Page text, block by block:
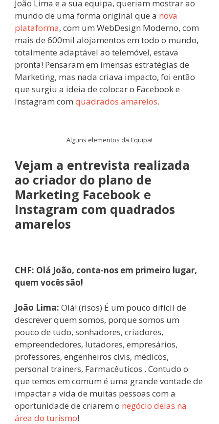
João Lima e a sua equipa, queriam mostrar ao
mundo de uma forma original que a nova
plataforma, com um WebDesign Moderno, com
mais de 600mil alojamentos em todo o mundo,
totalmente adaptável ao telemóvel, estava
pronta! Pensaram em imensas estratégias de
Marketing, mas nada criava impacto, foi então
que surgiu a ideia de colocar o Facebook e
Instagram com quadrados amarelos.
Alguns elementos da Equipa!
Vejam a entrevista realizada
ao criador do plano de
Marketing Facebook e
Instagram com quadrados
amarelos
CHF: Olá João, conta-nos em primeiro lugar,
quem vocês são!
João Lima: Olá! (risos) É um pouco difícil de
descrever quem somos, porque somos um
pouco de tudo, sonhadores, criadores,
empreendedores, lutadores, empresários,
professores, engenheiros civis, médicos,
personal trainers, Farmacêuticos . Contudo o
que temos em comum é uma grande vontade de
impactar a vida de muitas pessoas com a
oportunidade de criarem o negócio delas na
área do turismo!